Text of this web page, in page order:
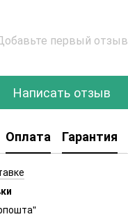
первый отзыв
Написать отзыв
Оплата Гарантия